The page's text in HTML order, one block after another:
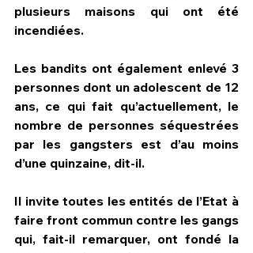
plusieurs maisons qui ont été
incendiées.
Les bandits ont également enlevé 3
personnes dont un adolescent de 12
ans, ce qui fait qu’actuellement, le
nombre de personnes séquestrées
par les gangsters est d’au moins
d’une quinzaine, dit-il.
Il invite toutes les entités de l’Etat à
faire front commun contre les gangs
qui, fait-il remarquer, ont fondé la